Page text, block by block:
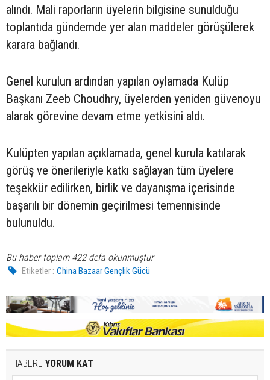
alındı. Mali raporların üyelerin bilgisine sunulduğu
toplantıda gündemde yer alan maddeler görüşülerek
karara bağlandı.
Genel kurulun ardından yapılan oylamada Kulüp
Başkanı Zeeb Choudhry, üyelerden yeniden güvenoyu
alarak görevine devam etme yetkisini aldı.
Kulüpten yapılan açıklamada, genel kurula katılarak
görüş ve önerileriyle katkı sağlayan tüm üyelere
teşekkür edilirken, birlik ve dayanışma içerisinde
başarılı bir dönemin geçirilmesi temennisinde
bulunuldu.
Bu haber toplam 422 defa okunmuştur
Etiketler : China Bazaar Gençlik Gücü
HABERE YORUM KAT